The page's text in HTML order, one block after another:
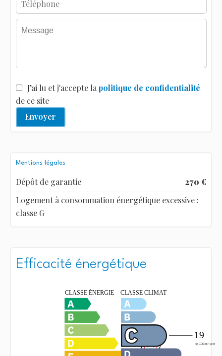
J’ai lu et j'accepte la politique de confidentialité
de ce site
Envoyer
Mentions légales
Dépôt de garantie
270 €
Logement à consommation énergétique excessive :
classe G
Efficacité énergétique